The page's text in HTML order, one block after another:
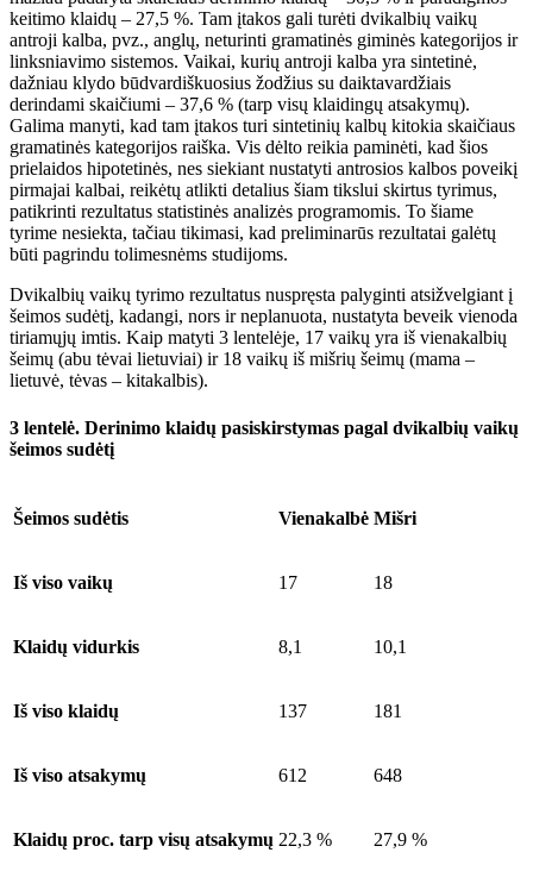
keitimo klaidų – 27,5 %. Tam įtakos gali turėti dvikalbių vaikų
antroji kalba, pvz., anglų, neturinti gramatinės giminės kategorijos ir
linksniavimo sistemos. Vaikai, kurių antroji kalba yra sintetinė,
dažniau klydo būdvardiškuosius žodžius su daiktavardžiais
derindami skaičiumi – 37,6 % (tarp visų klaidingų atsakymų).
Galima manyti, kad tam įtakos turi sintetinių kalbų kitokia skaičiaus
gramatinės kategorijos raiška. Vis dėlto reikia paminėti, kad šios
prielaidos hipotetinės, nes siekiant nustatyti antrosios kalbos poveikį
pirmajai kalbai, reikėtų atlikti detalius šiam tikslui skirtus tyrimus,
patikrinti rezultatus statistinės analizės programomis. To šiame
tyrime nesiekta, tačiau tikimasi, kad preliminarūs rezultatai galėtų
būti pagrindu tolimesnėms studijoms.
Dvikalbių vaikų tyrimo rezultatus nuspręsta palyginti atsižvelgiant į
šeimos sudėtį, kadangi, nors ir neplanuota, nustatyta beveik vienoda
tiriamųjų imtis. Kaip matyti 3 lentelėje, 17 vaikų yra iš vienakalbių
šeimų (abu tėvai lietuviai) ir 18 vaikų iš mišrių šeimų (mama –
lietuvė, tėvas – kitakalbis).
3 lentelė. Derinimo klaidų pasiskirstymas pagal dvikalbių vaikų
šeimos sudėtį
Šeimos sudėtis Vienakalbė Mišri
Iš viso vaikų 17 18
Klaidų vidurkis 8,1 10,1
Iš viso klaidų 137 181
Iš viso atsakymų 612 648
Klaidų proc. tarp visų atsakymų 22,3 % 27,9 %